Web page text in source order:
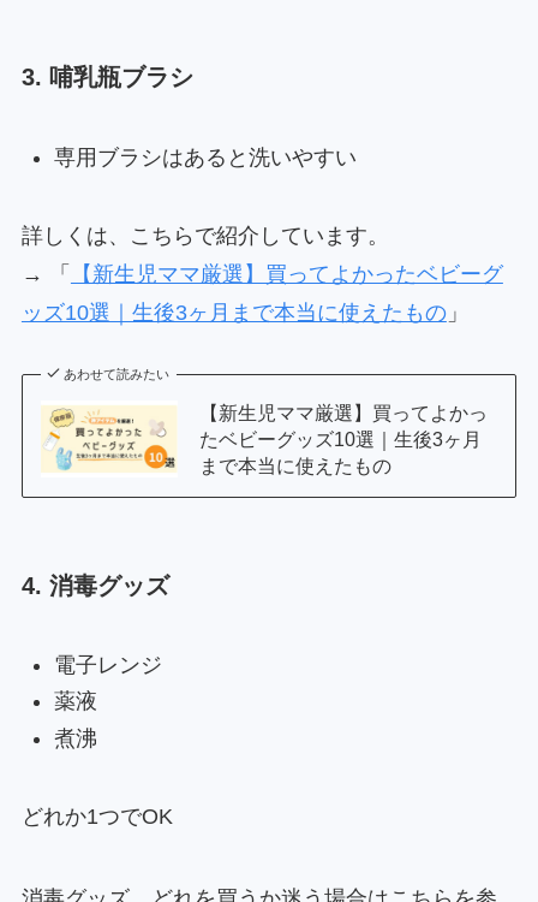
3. 哺乳瓶ブラシ
専用ブラシはあると洗いやすい
詳しくは、こちらで紹介しています。
→ 「
【新生児ママ厳選】買ってよかったベビーグ
ッズ10選｜生後3ヶ月まで本当に使えたもの」
あわせて読みたい
【新生児ママ厳選】買ってよかっ
たベビーグッズ10選｜生後3ヶ月
まで本当に使えたもの
4. 消毒グッズ
電子レンジ
薬液
煮沸
どれか1つでOK